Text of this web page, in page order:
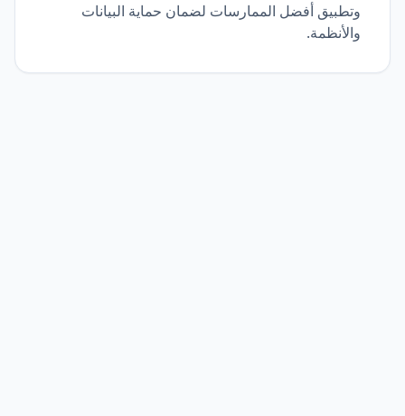
وتطبيق أفضل الممارسات لضمان حماية البيانات
والأنظمة.